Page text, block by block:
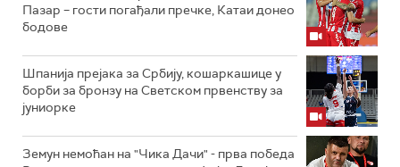
Пазар – гости погађали пречке, Катаи донео
бодове
Шпанија прејакa за Србију, кошаркашице у
борби за бронзу на Светском првенству за
јуниорке
Земун немоћан на "Чика Дачи" - прва победа